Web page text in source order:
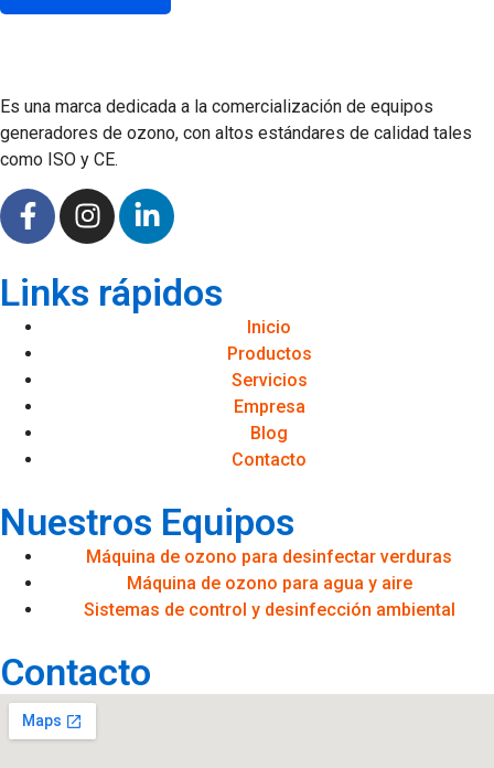
Es una marca dedicada a la comercialización de equipos
generadores de ozono, con altos estándares de calidad tales
como ISO y CE.
Links rápidos
Inicio
Productos
Servicios
Empresa
Blog
Contacto
Nuestros Equipos
Máquina de ozono para desinfectar verduras
Máquina de ozono para agua y aire
Sistemas de control y desinfección ambiental
Contacto